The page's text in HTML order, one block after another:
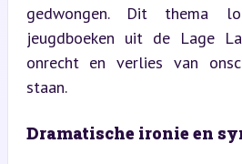
gedwongen. Dit thema
jeugdboeken uit de Lage
onrecht en verlies van
staan.
Dramatische ironie en